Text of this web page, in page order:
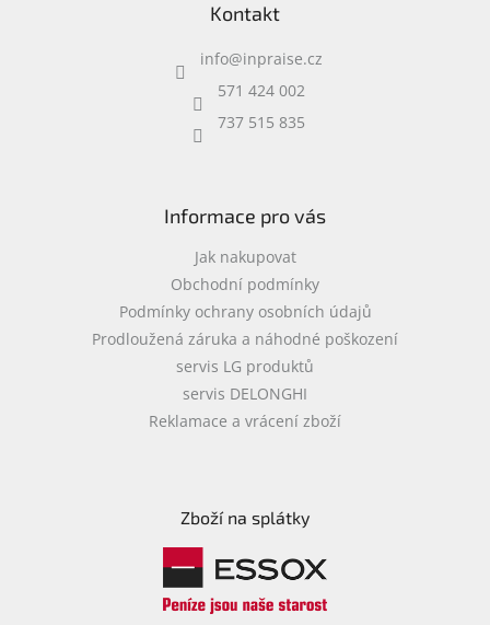
Kontakt
info@inpraise.cz
571 424 002
737 515 835
Informace pro vás
Jak nakupovat
Obchodní podmínky
Podmínky ochrany osobních údajů
Prodloužená záruka a náhodné poškození
servis LG produktů
servis DELONGHI
Reklamace a vrácení zboží
Zboží na splátky